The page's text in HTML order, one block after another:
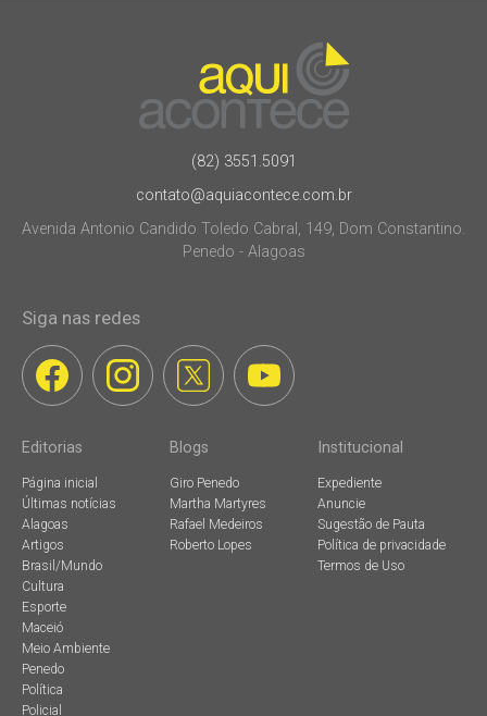
(82) 3551.5091
contato@aquiacontece.com.br
Avenida Antonio Candido Toledo Cabral, 149, Dom Constantino.
Penedo - Alagoas
Siga nas redes
Editorias
Página inicial
Últimas notícias
Alagoas
Artigos
Brasil/Mundo
Cultura
Esporte
Maceió
Meio Ambiente
Penedo
Política
Policial
Blogs
Giro Penedo
Martha Martyres
Rafael Medeiros
Roberto Lopes
Institucional
Expediente
Anuncie
Sugestão de Pauta
Política de privacidade
Termos de Uso